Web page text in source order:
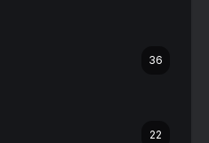
36
22